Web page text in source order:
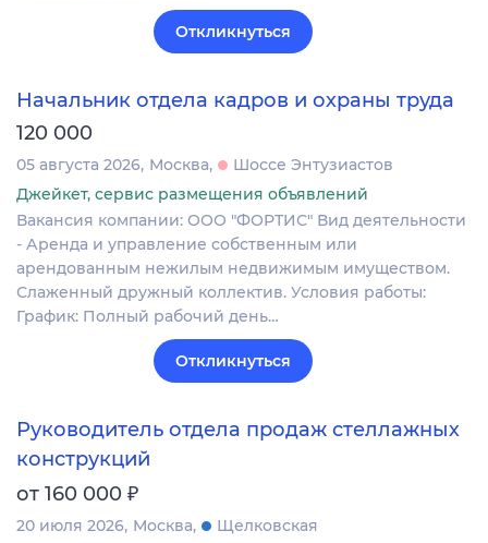
Откликнуться
Начальник отдела кадров и охраны труда
120 000
05 августа 2026 Москва
Шоссе Энтузиастов
Джейкет, сервис размещения объявлений
Вакансия компании: ООО "ФОРТИС" Вид деятельности
- Аренда и управление собственным или
арендованным нежилым недвижимым имуществом.
Слаженный дружный коллектив. Условия работы:
График: Полный рабочий день…
Откликнуться
Руководитель отдела продаж стеллажных
конструкций
от 160 000 ₽
20 июля 2026 Москва
Щелковская